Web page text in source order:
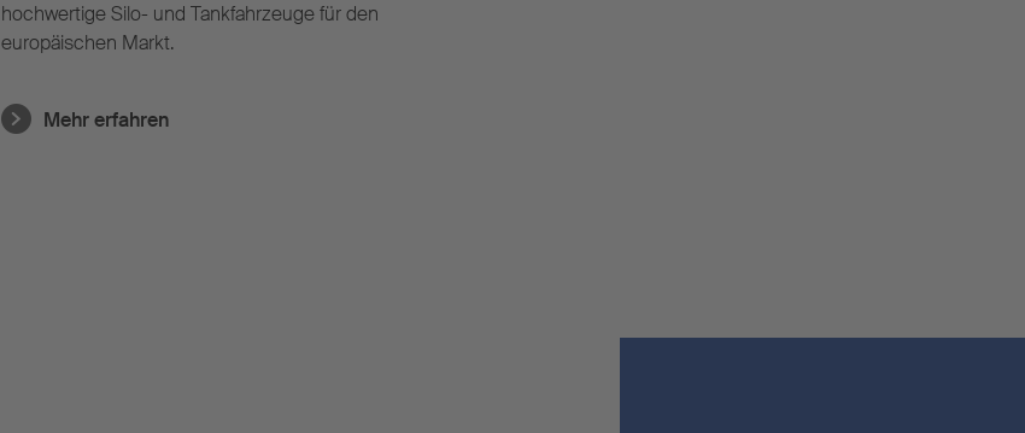
hochwertige Silo- und Tankfahrzeuge für den
europäischen Markt.
Mehr erfahren